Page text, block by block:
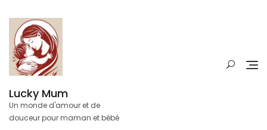
content
Lucky Mum
Un monde d'amour et de
douceur pour maman et bébé